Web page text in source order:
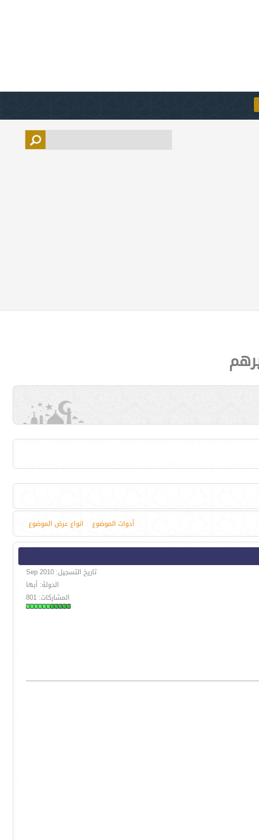
أدوات الموضوع انواع عرض الموضوع
تاريخ التسجيل: Sep 2010
الدولة: أبها
المشاركات: 801